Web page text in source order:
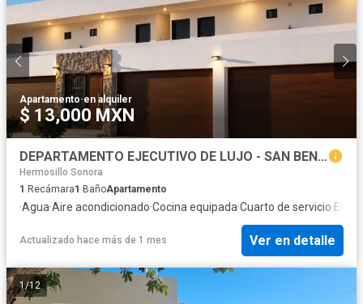
Apartamento·en alquiler
$ 13,000 MXN
DEPARTAMENTO EJECUTIVO DE LUJO - SAN BENITO
Hermosillo Sonora
1 Recámara1 BañoApartamento
·Agua·Aire acondicionado·Cocina equipada·Cuarto de servicio·
Actualizado hace más de 1 mes Ver en detalle
1/12